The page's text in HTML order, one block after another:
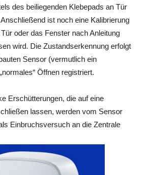
des beiliegenden Klebepads an Tür
ist noch eine Kalibrierung
oder das Fenster nach Anleitung
wird. Die Zustandserkennung erfolgt
Sensor (vermutlich ein
Öffnen registriert.
Erschütterungen, die auf eine
lassen, werden vom Sensor
Einbruchsversuch an die Zentrale